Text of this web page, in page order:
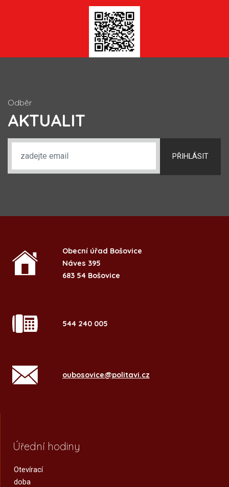
Odběr
AKTUALIT
PŘIHLÁSIT
Obecní úřad Bošovice
Náves 395
683 54 Bošovice
544 240 005
oubosovice@politavi.cz
Úřední hodiny
Otevírací
doba